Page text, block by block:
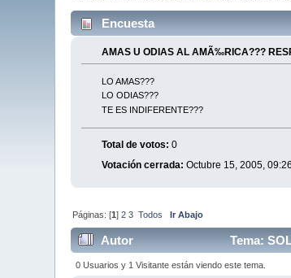
Encuesta
AMAS U ODIAS AL AMÃ‰RICA???
LO AMAS???
LO ODIAS???
TE ES INDIFERENTE???
Total de votos: 0
Votación cerrada: Octubre 15, 2005,
Páginas: [1]2 3 Todos Ir Abajo
Autor Tema:
0 Usuarios y 1 Visitante están viendo este tema.